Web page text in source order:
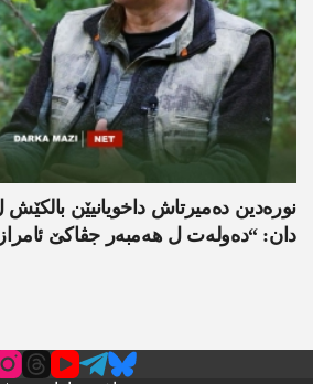
نورەدین دەمیرتاش داخویانیێن
دان: “دەولەت ل ھەمبەر جڤاکێ